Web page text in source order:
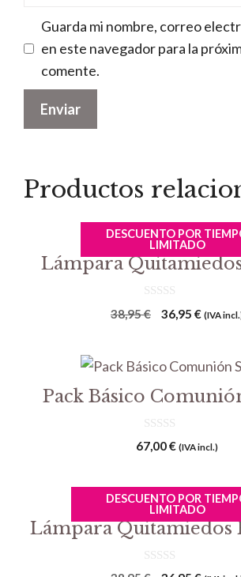
Guarda mi nombre, correo
en este navegador para la
comente.
Productos
DESCUENTO POR
LIMITADO
Lámpara
0
d
38,95€
El
era:
38,95 €.
36,95 €El
es:
36,95 €.
(IVA
Pack Básico
0
d
67,00€ (IVA incl.)
DESCUENTO POR
LIMITADO
Lámpara Quitamiedos
0